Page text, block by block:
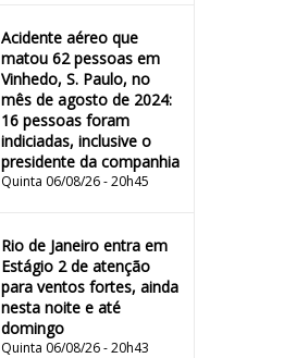
Acidente aéreo que
matou 62 pessoas em
Vinhedo, S. Paulo, no
mês de agosto de 2024:
16 pessoas foram
indiciadas, inclusive o
presidente da companhia
Quinta 06/08/26 - 20h45
Rio de Janeiro entra em
Estágio 2 de atenção
para ventos fortes, ainda
nesta noite e até
domingo
Quinta 06/08/26 - 20h43